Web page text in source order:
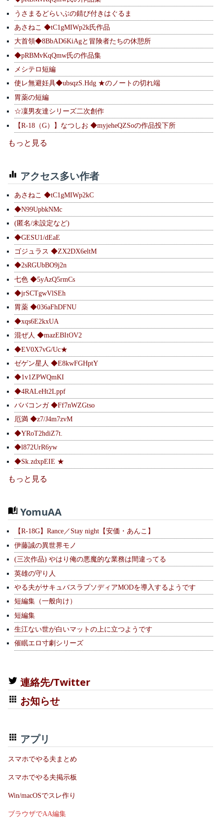
うさまるどらいぶの錆び付きはぐるま
あさねこ ◆tC1gMIWp2k氏作品
大首領◆8BbAD6KiAgと冒険者たちの休憩所
◆pRBMvKqQmw氏の作品集
メシテロ短編
使レ無避妊具◆ubsqzS.Hdg ★のノートの切れ端
胃薬の短編
☆凜男友達シリーズ二次創作
【R-18（G）】なつしお ◆myjeheQZSoの作品投下所
もっと見る
アクセス多い作者
あさねこ ◆tC1gMIWp2kC
◆N99UpbkNMc
(匿名/未設定など)
◆GESU1/dEaE
ゴジュラス ◆ZX2DX6eltM
◆2sRGUbBO9j2n
七色 ◆5yAzQ5rmCs
◆jrSCTgwVlSEh
胃薬 ◆036aFhDFNU
◆xqs6E2kxUA
混ぜ人 ◆mazEBItOV2
◆EV0X7vG/Uc★
ゼゲン星人 ◆E8kwFGHptY
◆1v1ZPWQmKI
◆4RALeHt2Lppf
ババコンガ ◆Ff7nWZGtso
厄満 ◆z7/J4m7zvM
◆YRoT2hdiZ7t.
◆l872UrR6yw
◆Sk.zdxpEIE ★
もっと見る
YomuAA
【R-18G】Rance／Stay night【安価・あんこ】
伊藤誠の異世界モノ
(三次作品) やはり俺の悪魔的な業務は間違ってる
英雄の守り人
やる夫がサキュバスラプソディアMODを導入するようです
短編集（一般向け）
短編集
生江ない世が白いマットの上に立つようです
催眠エロ寸劇シリーズ
連絡先/Twitter
お知らせ
アプリ
スマホでやる夫まとめ
スマホでやる夫掲示板
Win/macOSでスレ作り
ブラウザでAA編集